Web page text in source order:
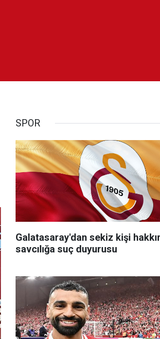
SPOR
Galatasaray'dan sekiz kişi
savcılığa suç duyurusu